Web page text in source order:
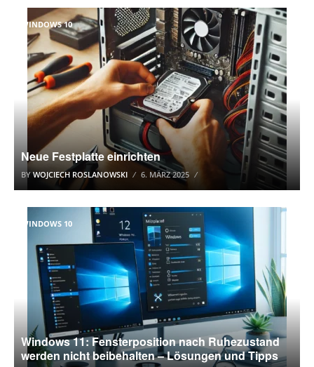
WINDOWS 10
Neue Festplatte einrichten
BYWOJCIECH ROSLANOWSKI 6. MÄRZ 2025
WINDOWS 10
Windows 11: Fensterposition nach Ruhezustand
werden nicht beibehalten – Lösungen und Tipps